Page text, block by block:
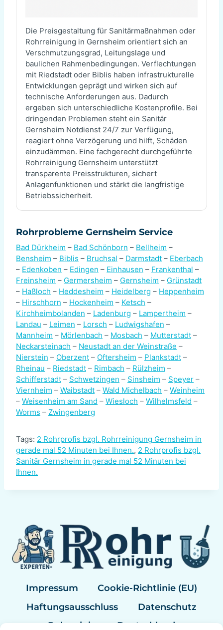
Die Preisgestaltung für Sanitärmaßnahmen oder
Rohrreinigung in Gernsheim orientiert sich an
Verschmutzungsgrad, Leitungslage und
baulichen Rahmenbedingungen. Verflechtungen
mit Riedstadt oder Biblis haben infrastrukturelle
Entwicklungen geprägt und wirken sich auf
technische Anforderungen aus. Dadurch
ergeben sich unterschiedliche Kostenprofile. Bei
dringenden Problemen steht ein Sanitär
Gernsheim Notdienst 24/7 zur Verfügung,
reagiert ohne Verzögerung und hilft, Schäden
einzudämmen. Eine fachgerecht durchgeführte
Rohrreinigung Gernsheim unterstützt
transparente Preisstrukturen, sichert
Anlagenfunktionen und stärkt die langfristige
Betriebssicherheit.
Rohrprobleme Gernsheim Service
Bad Dürkheim – Bad Schönborn – Bellheim –
Bensheim – Biblis – Bruchsal – Darmstadt – Eberbach
– Edenkoben – Edingen – Einhausen – Frankenthal –
Freinsheim – Germersheim – Gernsheim – Grünstadt
– Haßloch – Heddesheim – Heidelberg – Heppenheim
– Hirschhorn – Hockenheim – Ketsch –
Kirchheimbolanden – Ladenburg – Lampertheim –
Landau – Leimen – Lorsch – Ludwigshafen –
Mannheim – Mörlenbach – Mosbach – Mutterstadt –
Neckarsteinach – Neustadt an der Weinstraße –
Nierstein – Oberzent – Oftersheim – Plankstadt –
Rheinau – Riedstadt – Rimbach – Rülzheim –
Schifferstadt – Schwetzingen – Sinsheim – Speyer –
Viernheim – Waibstadt – Wald Michelbach – Weinheim
– Weisenheim am Sand – Wiesloch – Wilhelmsfeld –
Worms – Zwingenberg
Tags: 2 Rohrprofis bzgl. Rohrreinigung Gernsheim in
gerade mal 52 Minuten bei Ihnen., 2 Rohrprofis bzgl.
Sanitär Gernsheim in gerade mal 52 Minuten bei
Ihnen.
Impressum
Cookie-Richtlinie (EU)
Haftungsausschluss
Datenschutz
Rohrreinigung Deutschland